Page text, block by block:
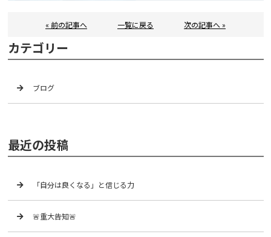
« 前の記事へ 一覧に戻る 次の記事へ »
カテゴリー
ブログ
最近の投稿
「自分は良くなる」と信じる力
🚨重大告知🚨